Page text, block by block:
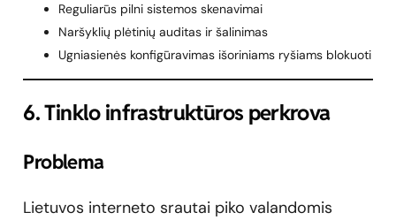
Reguliarūs pilni sistemos skenavimai
Naršyklių plėtinių auditas ir šalinimas
Ugniasienės konfigūravimas išoriniams ryšiams blokuoti
6. Tinklo infrastruktūros perkrova
Problema
Lietuvos interneto srautai piko valandomis